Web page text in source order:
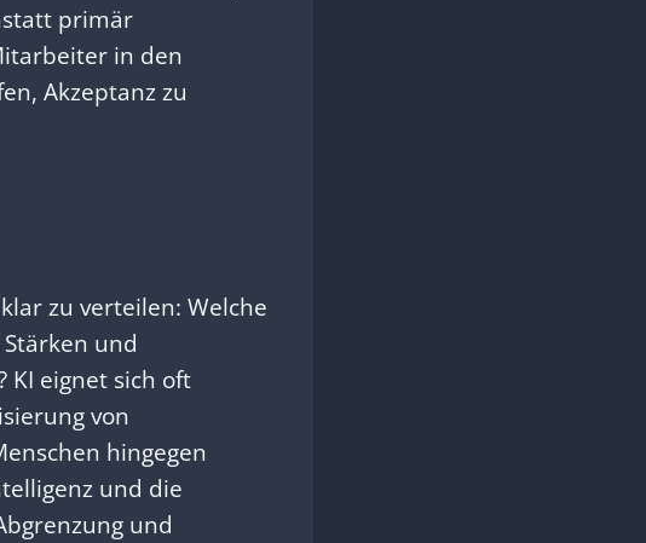
primär
in den
Akzeptanz zu
zu verteilen: Welche
und
eignet sich oft
von
hingegen
und die
und